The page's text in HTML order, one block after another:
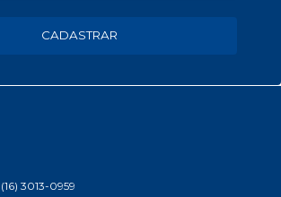
CADASTRAR
(16) 3013-0959